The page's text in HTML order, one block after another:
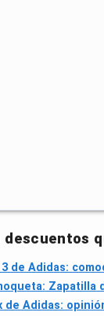
descuentos
de Adidas:
de Adidas: